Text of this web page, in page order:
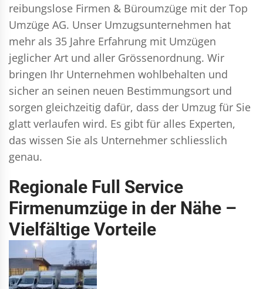
reibungslose Firmen & Büroumzüge mit der Top
Umzüge AG. Unser Umzugsunternehmen hat
mehr als 35 Jahre Erfahrung mit Umzügen
jeglicher Art und aller Grössenordnung. Wir
bringen Ihr Unternehmen wohlbehalten und
sicher an seinen neuen Bestimmungsort und
sorgen gleichzeitig dafür, dass der Umzug für Sie
glatt verlaufen wird. Es gibt für alles Experten,
das wissen Sie als Unternehmer schliesslich
genau.
Regionale Full Service
Firmenumzüge in der Nähe –
Vielfältige Vorteile